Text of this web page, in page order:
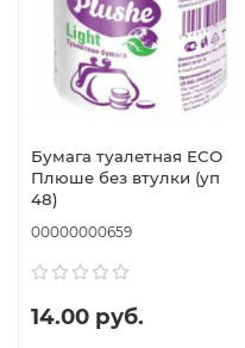
Бумага туалетная ЕСО
Плюше без втулки (уп
48)
00000000659
14.00 руб.